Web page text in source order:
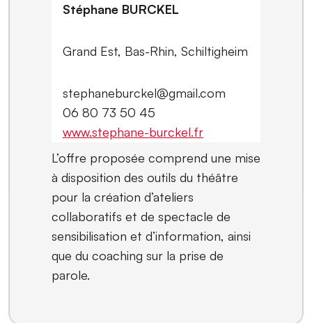
Stéphane BURCKEL
Grand Est, Bas-Rhin, Schiltigheim
stephaneburckel@gmail.com
06 80 73 50 45
www.stephane-burckel.fr
L’offre proposée comprend une mise
à disposition des outils du théâtre
pour la création d’ateliers
collaboratifs et de spectacle de
sensibilisation et d’information, ainsi
que du coaching sur la prise de
parole.